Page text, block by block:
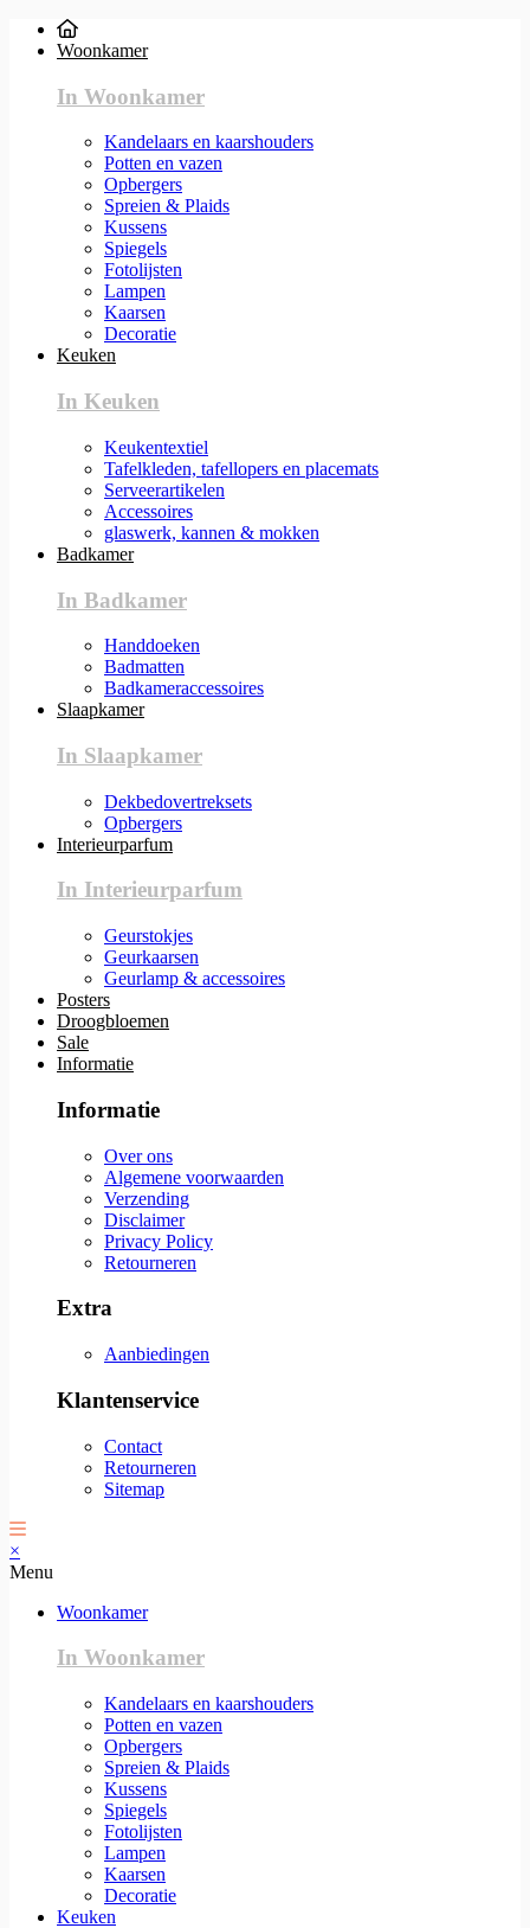
Woonkamer
In Woonkamer
Kandelaars en kaarshouders
Potten en vazen
Opbergers
Spreien & Plaids
Kussens
Spiegels
Fotolijsten
Lampen
Kaarsen
Decoratie
Keuken
In Keuken
Keukentextiel
Tafelkleden, tafellopers en placemats
Serveerartikelen
Accessoires
glaswerk, kannen & mokken
Badkamer
In Badkamer
Handdoeken
Badmatten
Badkameraccessoires
Slaapkamer
In Slaapkamer
Dekbedovertreksets
Opbergers
Interieurparfum
In Interieurparfum
Geurstokjes
Geurkaarsen
Geurlamp & accessoires
Posters
Droogbloemen
Sale
Informatie
Informatie
Over ons
Algemene voorwaarden
Verzending
Disclaimer
Privacy Policy
Retourneren
Extra
Aanbiedingen
Klantenservice
Contact
Retourneren
Sitemap
×
Menu
Woonkamer
In Woonkamer
Kandelaars en kaarshouders
Potten en vazen
Opbergers
Spreien & Plaids
Kussens
Spiegels
Fotolijsten
Lampen
Kaarsen
Decoratie
Keuken